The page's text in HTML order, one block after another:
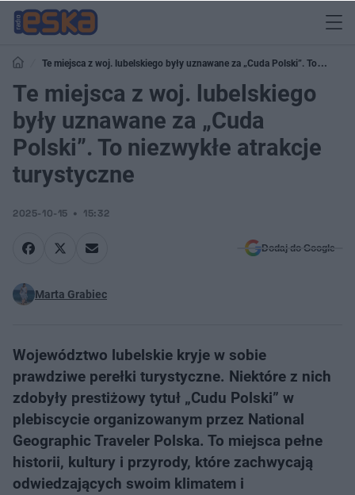
Te miejsca z woj. lubelskiego były uznawane za „Cuda Polski”. To
niezwykłe atrakcje turystyczne
Te miejsca z woj. lubelskiego
były uznawane za „Cuda
Polski”. To niezwykłe atrakcje
turystyczne
2025-10-15 15:32
Dodaj do Google
Marta Grabiec
Województwo lubelskie kryje w sobie
prawdziwe perełki turystyczne. Niektóre z nich
zdobyły prestiżowy tytuł „Cudu Polski” w
plebiscycie organizowanym przez National
Geographic Traveler Polska. To miejsca pełne
historii, kultury i przyrody, które zachwycają
odwiedzających swoim klimatem i